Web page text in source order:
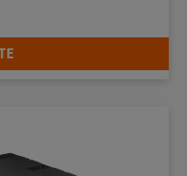
DETAILS